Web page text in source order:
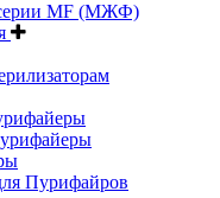
серии MF (МЖФ)
Пурифайров